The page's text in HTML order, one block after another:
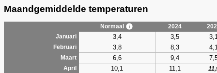
Maandgemiddelde temperaturen
Normaal 2024
Januari
3,4 3,5
Februari 3,8 8,3
Maart 6,6 9,4
April 10,1 11,1